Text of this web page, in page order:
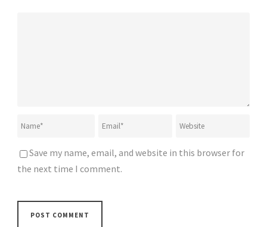
Save my name, email, and website in this browser for
the next time I comment.